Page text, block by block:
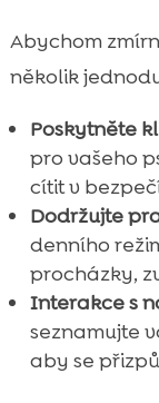
Abychom
několik
Poskytněte
pro vašeho
cítit v
Dodržujte
denního
procházky,
Interakce s
seznamujte
aby se